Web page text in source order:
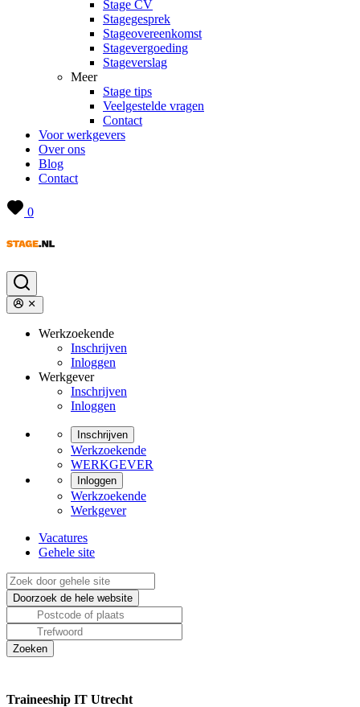
Stage CV
Stagegesprek
Stageovereenkomst
Stagevergoeding
Stageverslag
Meer
Stage tips
Veelgestelde vragen
Contact
Voor werkgevers
Over ons
Blog
Contact
0
Werkzoekende
Inschrijven
Inloggen
Werkgever
Inschrijven
Inloggen
Inschrijven
Werkzoekende
WERKGEVER
Inloggen
Werkzoekende
Werkgever
Vacatures
Gehele site
Traineeship IT Utrecht